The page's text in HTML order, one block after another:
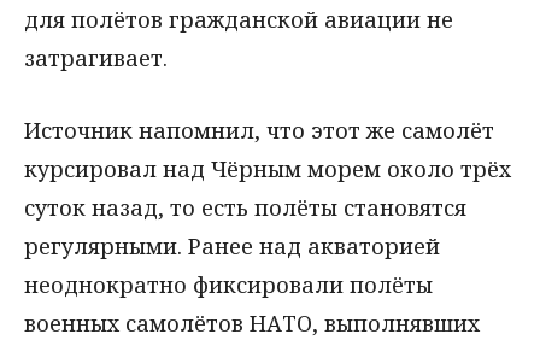
для полётов гражданской авиации не
затрагивает.
Источник напомнил, что этот же самолёт
курсировал над Чёрным морем около трёх
суток назад, то есть полёты становятся
регулярными. Ранее над акваторией
неоднократно фиксировали полёты
военных самолётов НАТО, выполнявших